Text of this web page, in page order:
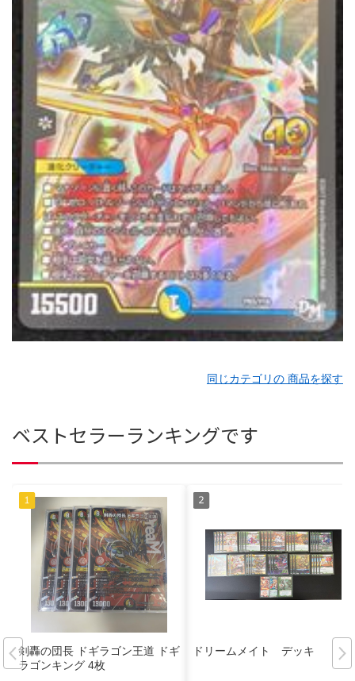
同じカテゴリの 商品を探す
ベストセラーランキングです
剣轟の団長 ドギラゴン王道 ドギ
ラゴンキング 4枚
ドリームメイト デッキ